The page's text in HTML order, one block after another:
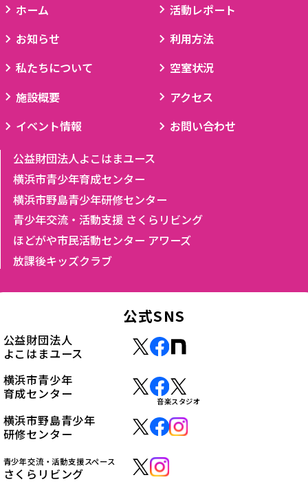
ホーム
お知らせ
私たちについて
施設概要
イベント情報
活動レポート
利用方法
空室状況
アクセス
お問い合わせ
公益財団法人よこはまユース
横浜市青少年育成センター
横浜市野島青少年研修センター
青少年交流・活動支援 さくらリビング
ほどがや市民活動センター アワーズ
放課後キッズクラブ
公式SNS
公益財団法人
よこはまユース
横浜市青少年
育成センター
音楽スタジオ
横浜市野島青少年
研修センター
青少年交流・活動支援スペース
さくらリビング